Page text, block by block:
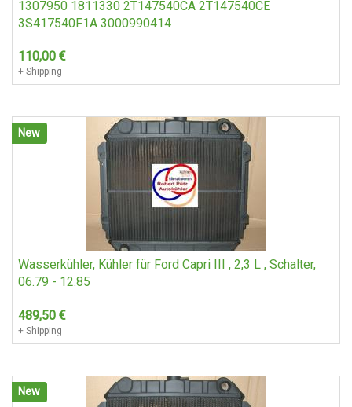
1307950 1811330 2T147540CA 2T147540CE
3S417540F1A 3000990414
110,00 €
+ Shipping
New
Wasserkühler, Kühler für Ford Capri III , 2,3 L , Schalter,
06.79 - 12.85
489,50 €
+ Shipping
New